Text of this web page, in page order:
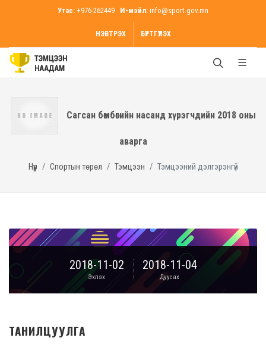
Утас: +976-262449 И-мэйл: info@sport.gov.mn
НЭВТРЭХ БҮРТГҮҮЛЭХ
Сагсан бөмбөгийн насанд хүрэгчдийн 2018 оны
аварга
Нүүр Спортын төрөл Тэмцээн Тэмцээний дэлгэрэнгүй
2018-11-02
Эхлэх
2018-11-04
Дуусах
ТАНИЛЦУУЛГА